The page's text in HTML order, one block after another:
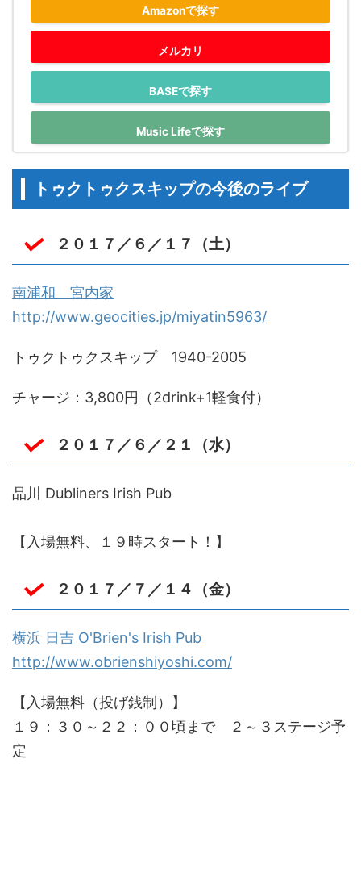
Amazonで探す
メルカリ
BASEで探す
Music Lifeで探す
トゥクトゥクスキップの今後のライブ
２０１７／６／１７（土）
南浦和 宮内家
http://www.geocities.jp/miyatin5963/
トゥクトゥクスキップ 1940-2005
チャージ：3,800円（2drink+1軽食付）
２０１７／６／２１（水）
品川 Dubliners Irish Pub
【入場無料、１９時スタート！】
２０１７／７／１４（金）
横浜 日吉 O'Brien's Irish Pub
http://www.obrienshiyoshi.com/
【入場無料（投げ銭制）】
１９：３０～２２：００頃まで ２～３ステージ予
定